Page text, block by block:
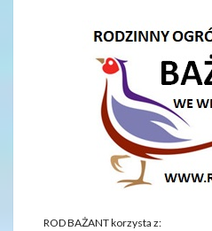
ROD BAŻANT korzysta z: